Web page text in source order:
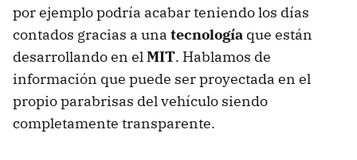
por ejemplo podría acabar teniendo los días
contados gracias a una tecnología que están
desarrollando en elMIT. Hablamos de
información que puede ser proyectada en el
propio parabrisas del vehículo siendo
completamente transparente.